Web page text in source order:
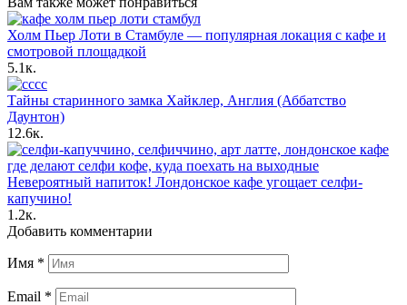
Холм Пьер Лоти в Стамбуле — популярная локация с кафе и
смотровой площадкой
5.1к.
Тайны старинного замка Хайклер, Англия (Аббатство
Даунтон)
12.6к.
Невероятный напиток! Лондонское кафе угощает селфи-
капучино!
1.2к.
Добавить комментарии
Имя *
Email *